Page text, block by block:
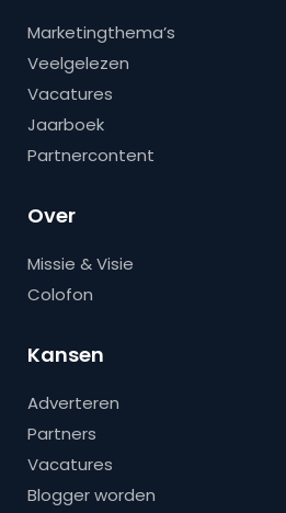
Marketingthema’s
Veelgelezen
Vacatures
Jaarboek
Partnercontent
Over
Missie & Visie
Colofon
Kansen
Adverteren
Partners
Vacatures
Blogger worden